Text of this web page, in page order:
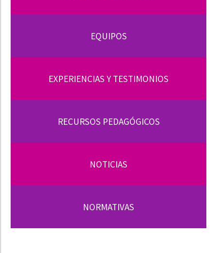
EQUIPOS
EXPERIENCIAS Y TESTIMONIOS
RECURSOS PEDAGÓGICOS
NOTICIAS
NORMATIVAS